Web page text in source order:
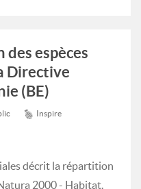
des espèces
Directive
(BE)
Inspire
décrit la répartition
2000 - Habitat.